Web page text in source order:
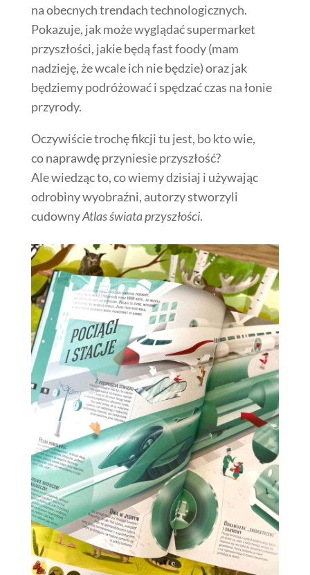
na obecnych trendach technologicznych.
Pokazuje, jak może wyglądać supermarket
przyszłości, jakie będą fast foody (mam
nadzieję, że wcale ich nie będzie) oraz jak
będziemy podróżować i spędzać czas na łonie
przyrody.
Oczywiście trochę fikcji tu jest, bo kto wie,
co naprawdę przyniesie przyszłość?
Ale wiedząc to, co wiemy dzisiaj i używając
odrobiny wyobraźni, autorzy stworzyli
cudownyAtlas świata przyszłości.